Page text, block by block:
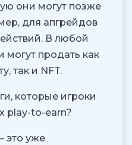
они могут позже
для апгрейдов
В любой
могут продать как
так и NFT.
которые игроки
play-to-earn?
это уже